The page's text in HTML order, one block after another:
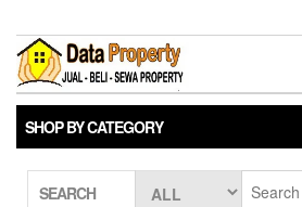
the
content
SHOP BY CATEGORY
SEARCH